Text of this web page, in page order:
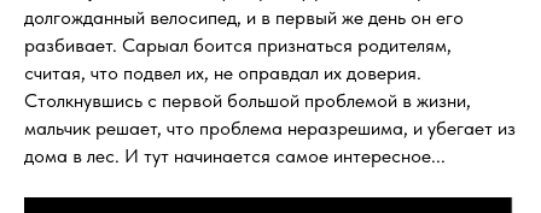
долгожданный велосипед, и в первый же день он его
разбивает. Сарыал боится признаться родителям,
считая, что подвел их, не оправдал их доверия.
Столкнувшись с первой большой проблемой в жизни,
мальчик решает, что проблема неразрешима, и убегает из
дома в лес. И тут начинается самое интересное...